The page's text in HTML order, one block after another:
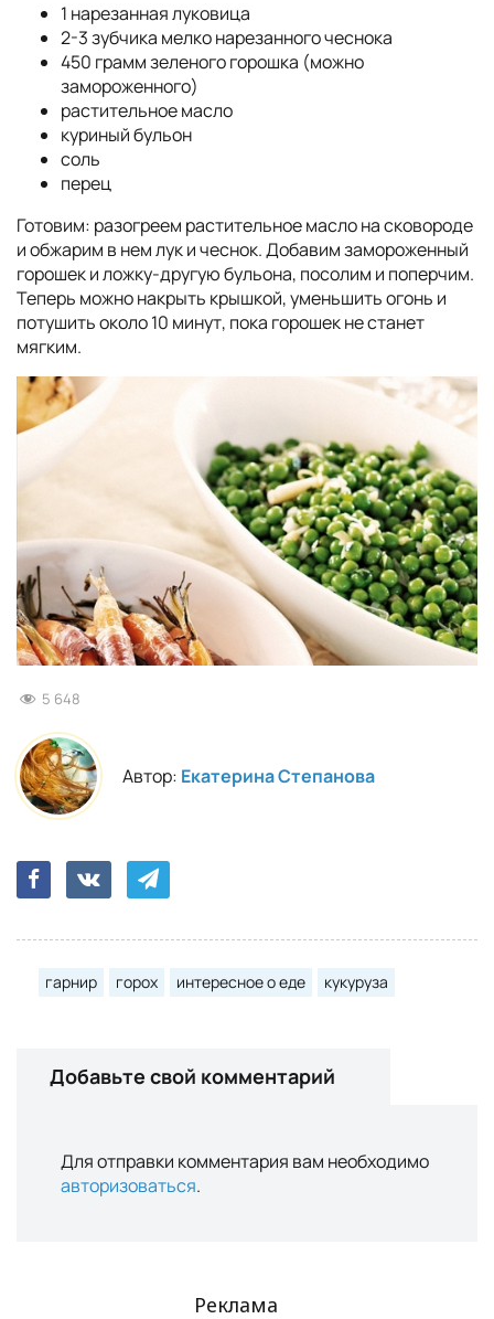
1 нарезанная луковица
2-3 зубчика мелко нарезанного чеснока
450 грамм зеленого горошка (можно
замороженного)
растительное масло
куриный бульон
соль
перец
Готовим: разогреем растительное масло на сковороде
и обжарим в нем лук и чеснок. Добавим замороженный
горошек и ложку-другую бульона, посолим и поперчим.
Теперь можно накрыть крышкой, уменьшить огонь и
потушить около 10 минут, пока горошек не станет
мягким.
5 648
Автор: Екатерина Степанова
гарнир горох интересное о еде кукуруза
Добавьте свой комментарий
Для отправки комментария вам необходимо
авторизоваться.
Реклама